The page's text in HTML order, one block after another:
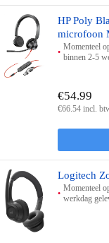
HP Poly
microfoon
Momenteel
binnen 2-5
€54.99
€66.54 incl.
Logitech
Momenteel
werkdag